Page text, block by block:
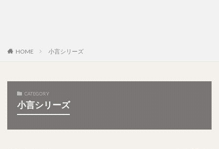
HOME 小言シリーズ
CATEGORY
小言シリーズ